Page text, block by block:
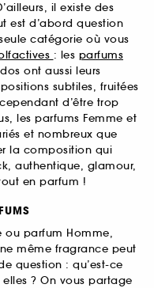
il existe des
est d’abord question
catégorie où vous
: les parfums
ont aussi leurs
subtiles, fruitées
d’être trop
les parfums Femme et
et nombreux que
la composition qui
authentique, glamour,
en parfum !
ou parfum Homme,
même fragrance peut
question : qu’est-ce
? On vous partage